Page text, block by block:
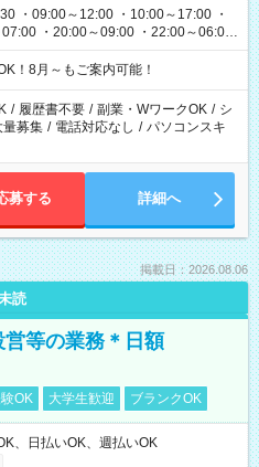
・09:00～12:00 ・10:00～17:00 ・
・20:00～09:00 ・22:00～06:00
！8月～もご案内可能！
/ 履歴書不要 / 副業・WワークOK / シ
量募集 / 電話対応なし / パソコンスキ
募する 詳細へ
掲載日：2026.08.06
読
営等の業務＊日額
OK 大学生歓迎 ブランクOK
、日払いOK、週払いOK